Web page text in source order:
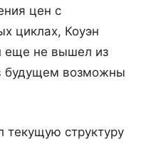
цен с
циклах, Коуэн
еще не вышел из
будущем возможны
текущую структуру